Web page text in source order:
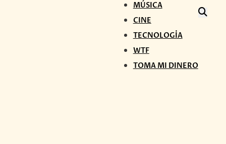
MÚSICA
CINE
TECNOLOGÍA
WTF
TOMA MI DINERO